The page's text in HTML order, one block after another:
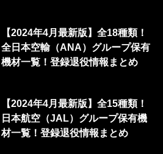
【2024年4月最新版】全18種類！
全日本空輸（ANA）グループ保有
機材一覧！登録退役情報まとめ
【2024年4月最新版】全15種類！
日本航空（JAL）グループ保有機
材一覧！登録退役情報まとめ